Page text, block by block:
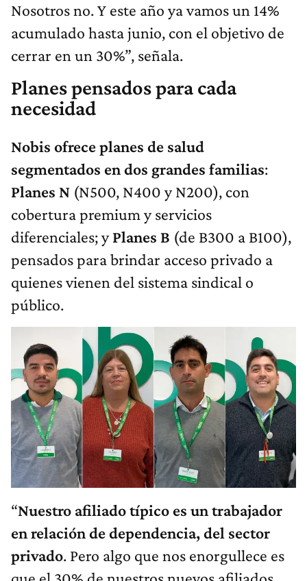
Nosotros no. Y este año ya vamos un 14%
acumulado hasta junio, con el objetivo de
cerrar en un 30%”, señala.
Planes pensados para cada
necesidad
Nobis ofrece planes de salud
segmentados en dos grandes familias:
Planes N (N500, N400 y N200), con
cobertura premium y servicios
diferenciales; yPlanes B (de B300 a B100),
pensados para brindar acceso privado a
quienes vienen del sistema sindical o
público.
“Nuestro afiliado típico es un trabajador
en relación de dependencia, del sector
privado. Pero algo que nos enorgullece es